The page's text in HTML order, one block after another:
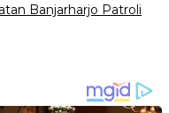
Banjarharjo Patroli